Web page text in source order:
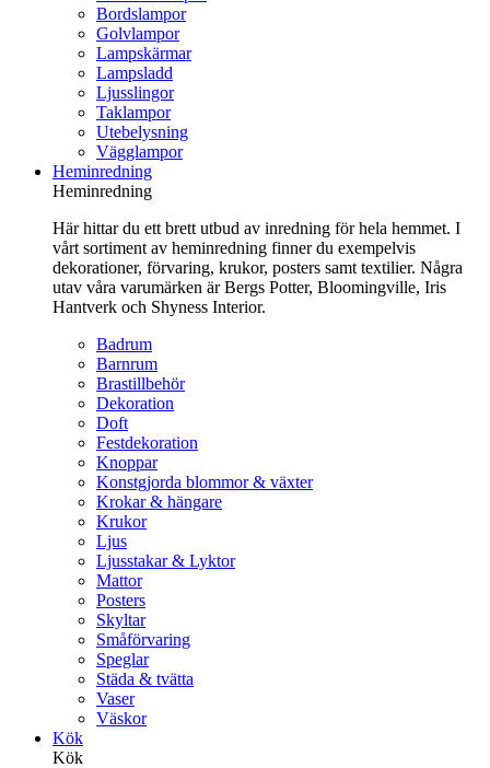
Bordslampor
Golvlampor
Lampskärmar
Lampsladd
Ljusslingor
Taklampor
Utebelysning
Vägglampor
Heminredning
Heminredning
Här hittar du ett brett utbud av inredning för hela hemmet. I
vårt sortiment av heminredning finner du exempelvis
dekorationer, förvaring, krukor, posters samt textilier. Några
utav våra varumärken är Bergs Potter, Bloomingville, Iris
Hantverk och Shyness Interior.
Badrum
Barnrum
Brastillbehör
Dekoration
Doft
Festdekoration
Knoppar
Konstgjorda blommor & växter
Krokar & hängare
Krukor
Ljus
Ljusstakar & Lyktor
Mattor
Posters
Skyltar
Småförvaring
Speglar
Städa & tvätta
Vaser
Väskor
Kök
Kök